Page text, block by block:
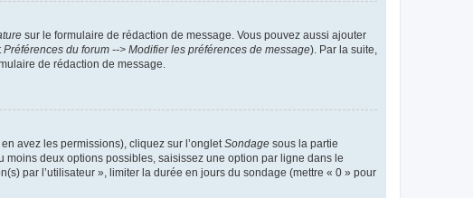
sur le formulaire de rédaction de message. Vous pouvez aussi ajouter
Préférences du forum --> Modifier les préférences de message). Par la suite,
de rédaction de message.
avez les permissions), cliquez sur l’onglet Sondage sous la partie
deux options possibles, saisissez une option par ligne dans le
par l’utilisateur », limiter la durée en jours du sondage (mettre « 0 » pour